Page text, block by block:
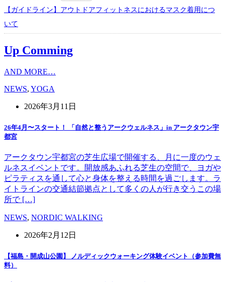
【ガイドライン】アウトドアフィットネスにおけるマスク着用につ
いて
Up Comming
AND MORE…
NEWS, YOGA
2026年3月11日
26年4月〜スタート！ 「自然と整うアークウェルネス」in アークタウン宇
都宮
アークタウン宇都宮の芝生広場で開催する、月に一度のウェ
ルネスイベントです。開放感あふれる芝生の空間で、ヨガや
ピラティスを通して心と身体を整える時間を過ごします。ラ
イトラインの交通結節拠点として多くの人が行き交うこの場
所で […]
NEWS, NORDIC WALKING
2026年2月12日
【福島・開成山公園】 ノルディックウォーキング体験イベント（参加費無
料）